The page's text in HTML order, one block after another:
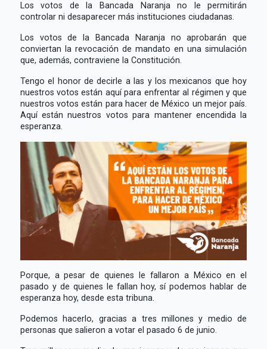
Los votos de la Bancada Naranja no le permitirán
controlar ni desaparecer más instituciones ciudadanas.
Los votos de la Bancada Naranja no aprobarán que
conviertan la revocación de mandato en una simulación
que, además, contraviene la Constitución.
Tengo el honor de decirle a las y los mexicanos que hoy
nuestros votos están aquí para enfrentar al régimen y que
nuestros votos están para hacer de México un mejor país.
Aquí están nuestros votos para mantener encendida la
esperanza.
Porque, a pesar de quienes le fallaron a México en el
pasado y de quienes le fallan hoy, sí podemos hablar de
esperanza hoy, desde esta tribuna.
Podemos hacerlo, gracias a tres millones y medio de
personas que salieron a votar el pasado 6 de junio.